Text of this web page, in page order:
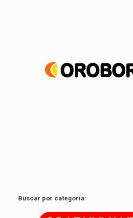
Agente coadyuvante foliar a base
Ver producto
Buscar por categoría: